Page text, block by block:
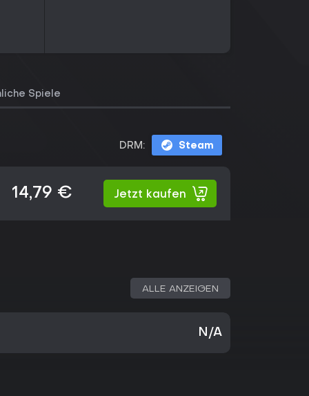
Spiele
DRM: Steam
14,79 € Jetzt kaufen
ALLE ANZEIGEN
N/A